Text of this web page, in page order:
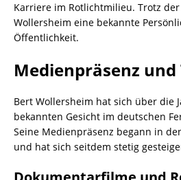
Karriere im Rotlichtmilieu. Trotz
Wollersheim eine bekannte
Öffentlichkeit.
Medienpräsenz
Bert Wollersheim hat sich über die
bekannten Gesicht im deutschen
Seine Medienpräsenz begann in
und hat sich seitdem stetig